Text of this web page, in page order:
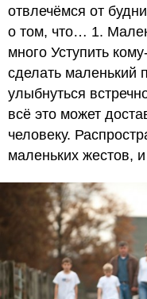
отвлечёмся от
о том, что… 1.
много Уступить
сделать маленький
улыбнуться
всё это может
человеку.
маленьких жестов,